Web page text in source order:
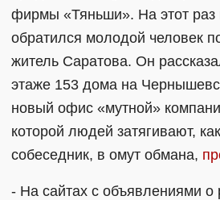
фирмы «Тяньши». На этот раз
обратился молодой человек
житель Саратова. Он
этаже 153 дома на
новый офис «мутной»
которой людей затягивают,
собеседник, в омут обмана,
- На сайтах с объявлениями о